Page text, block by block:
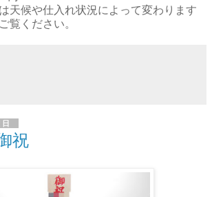
天候や仕入れ状況によって変わります
覧ください。
祝